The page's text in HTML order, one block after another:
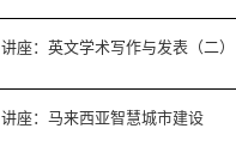
讲座：英文学术写作与发表（二）
讲座：马来西亚智慧城市建设